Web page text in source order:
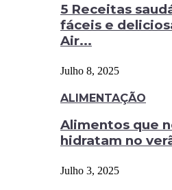
5 Receitas
fáceis e
Air...
Julho 8, 2025
ALIMENTAÇÃO
Alimentos que
hidratam no
Julho 3, 2025